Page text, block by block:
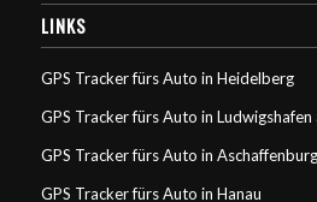
LINKS
GPS Tracker fürs Auto in Heidelberg
GPS Tracker fürs Auto in Ludwigshafen
GPS Tracker fürs Auto in Aschaffenburg
GPS Tracker fürs Auto in Hanau